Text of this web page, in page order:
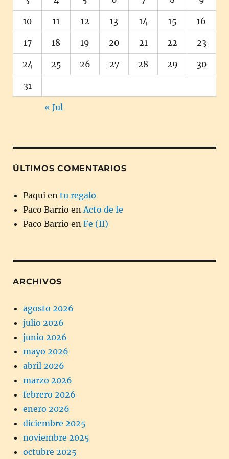
10 11 12 13 14 15 16
17 18 19 20 21 22 23
24 25 26 27 28 29 30
31
« Jul
ÚLTIMOS COMENTARIOS
Paqui en tu regalo
Paco Barrio en Acto de fe
Paco Barrio en Fe (II)
ARCHIVOS
agosto 2026
julio 2026
junio 2026
mayo 2026
abril 2026
marzo 2026
febrero 2026
enero 2026
diciembre 2025
noviembre 2025
octubre 2025